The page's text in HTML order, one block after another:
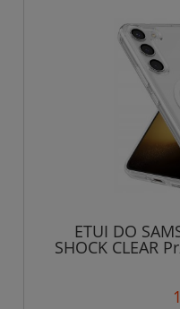
ETUI DO
SHOCK CLEAR